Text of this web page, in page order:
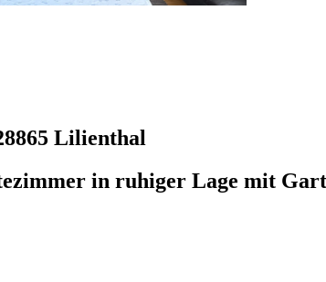
Lilienthal
in ruhiger Lage mit